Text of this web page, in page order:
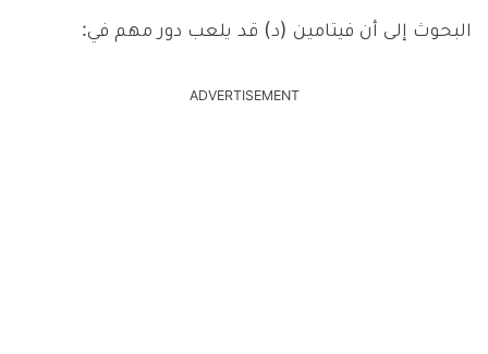
البحوث إلى أن فيتامين (د) قد يلعب دور مهم في:
ADVERTISEMENT